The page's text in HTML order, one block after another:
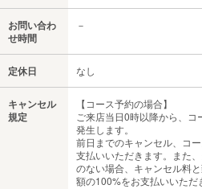
お問い合わ
せ時間
－
定休日 なし
キャンセル
規定
【コース予約の場合】
ご来店当日0時以降から、
発生します。
前日までのキャンセル、コ
支払いいただきます。また
のない場合、キャンセル料
額の100%をお支払いいただ